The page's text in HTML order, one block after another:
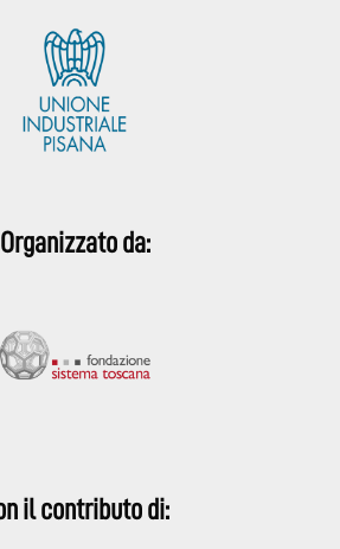
Organizzato da:
il contributo di: